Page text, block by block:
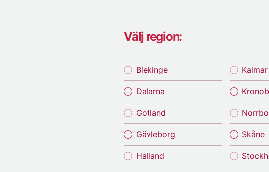
Välj region:
Blekinge
Dalarna
Gotland
Gävleborg
Halland
Skåne